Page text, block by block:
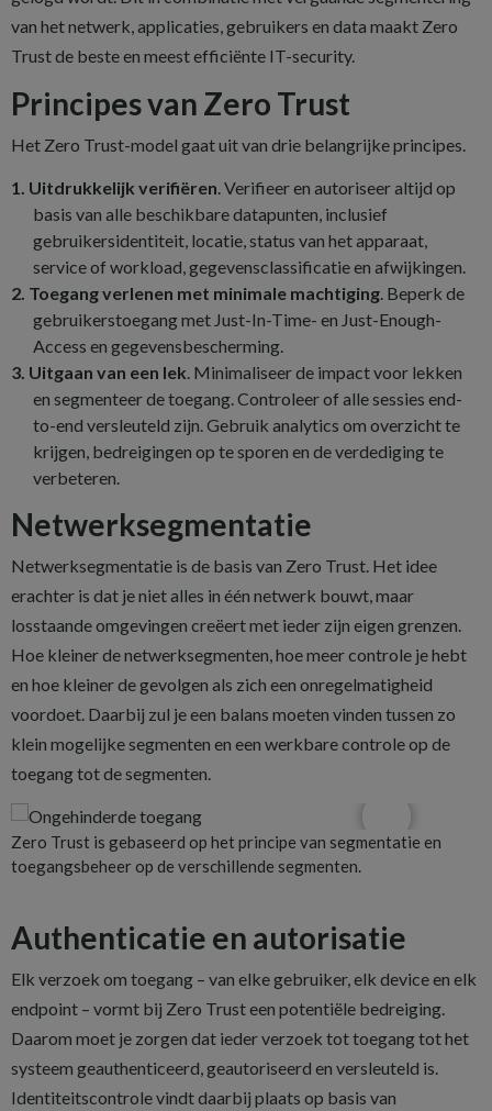
van het netwerk, applicaties, gebruikers en data maakt Zero
Trust de beste en meest efficiënte IT-security.
Principes van Zero Trust
Het Zero Trust-model gaat uit van drie belangrijke principes.
Uitdrukkelijk verifiëren. Verifieer en autoriseer altijd op
basis van alle beschikbare datapunten, inclusief
gebruikersidentiteit, locatie, status van het apparaat,
service of workload, gegevensclassificatie en afwijkingen.
Toegang verlenen met minimale machtiging. Beperk de
gebruikerstoegang met Just-In-Time- en Just-Enough-
Access en gegevensbescherming.
Uitgaan van een lek. Minimaliseer de impact voor lekken
en segmenteer de toegang. Controleer of alle sessies end-
to-end versleuteld zijn. Gebruik analytics om overzicht te
krijgen, bedreigingen op te sporen en de verdediging te
verbeteren.
Netwerksegmentatie
Netwerksegmentatie is de basis van Zero Trust. Het idee
erachter is dat je niet alles in één netwerk bouwt, maar
losstaande omgevingen creëert met ieder zijn eigen grenzen.
Hoe kleiner de netwerksegmenten, hoe meer controle je hebt
en hoe kleiner de gevolgen als zich een onregelmatigheid
voordoet. Daarbij zul je een balans moeten vinden tussen zo
klein mogelijke segmenten en een werkbare controle op de
toegang tot de segmenten.
Zero Trust is gebaseerd op het principe van segmentatie en
toegangsbeheer op de verschillende segmenten.
Authenticatie en autorisatie
Elk verzoek om toegang – van elke gebruiker, elk device en elk
endpoint – vormt bij Zero Trust een potentiële bedreiging.
Daarom moet je zorgen dat ieder verzoek tot toegang tot het
systeem geauthenticeerd, geautoriseerd en versleuteld is.
Identiteitscontrole vindt daarbij plaats op basis van